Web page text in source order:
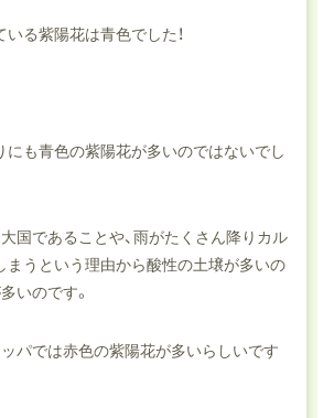
る紫陽花は青色でした！
にも青色の紫陽花が多いのではないでし
国であることや、雨がたくさん降りカル
まうという理由から酸性の土壌が多いの
いのです。
パでは赤色の紫陽花が多いらしいです